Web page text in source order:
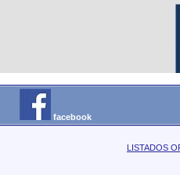
facebook
LISTADOS